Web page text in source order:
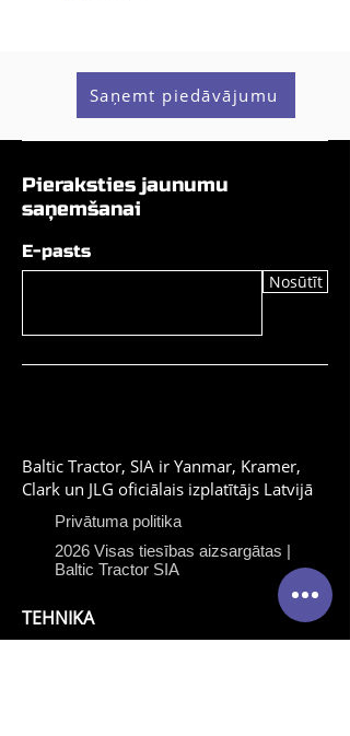
Saņemt piedāvājumu
Pieraksties jaunumu
saņemšanai
E-pasts
Nosūtīt
Baltic Tractor, SIA ir Yanmar, Kramer,
Clark un JLG oficiālais izplatītājs Latvijā
Privātuma politika
2026 Visas tiesības aizsargātas |
Baltic Tractor SIA
TEHNIKA